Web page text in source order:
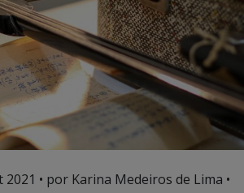
2021 • por Karina Medeiros de Lima •